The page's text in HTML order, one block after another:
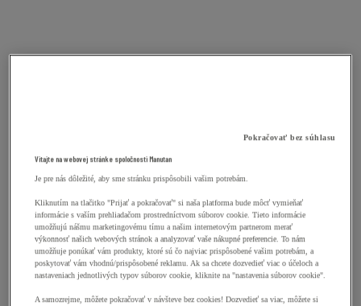
Pokračovať bez súhlasu
Vitajte na webovej stránke spoločnosti Manutan
Je pre nás dôležité, aby sme stránku prispôsobili vašim potrebám.
Kliknutím na tlačitko "Prijať a pokračovať" si naša platforma bude môcť vymieňať
informácie s vaším prehliadačom prostredníctvom súborov cookie. Tieto informácie
umožňujú nášmu marketingovému tímu a našim internetovým partnerom merať
výkonnosť našich webových stránok a analyzovať vaše nákupné preferencie. To nám
umožňuje ponúkať vám produkty, ktoré sú čo najviac prispôsobené vašim potrebám, a
poskytovať vám vhodnú/prispôsobené reklamu. Ak sa chcete dozvedieť viac o účeloch a
nastaveniach jednotlivých typov súborov cookie, kliknite na "nastavenia súborov cookie".
A samozrejme, môžete pokračovať v návšteve bez cookies! Dozvedieť sa viac, môžete si